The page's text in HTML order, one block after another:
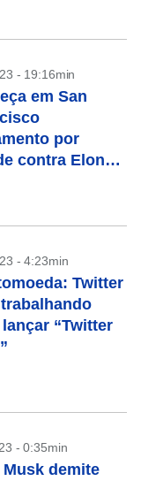
- 19:16min
em San
por
contra Elon
- 4:23min
Twitter
“Twitter
- 0:35min
Musk demite